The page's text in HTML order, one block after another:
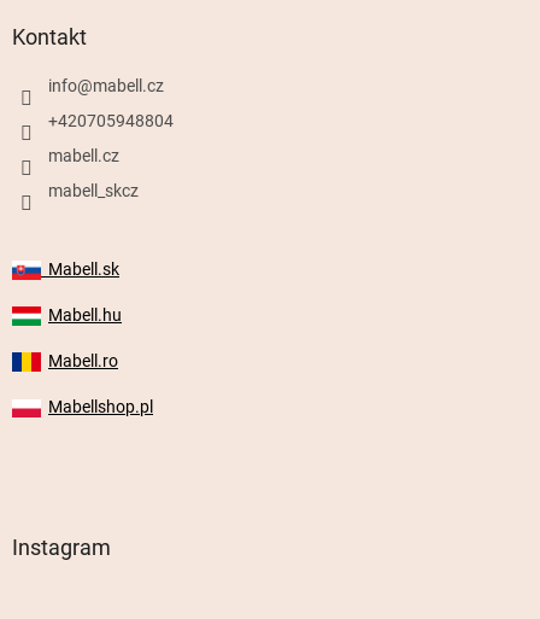
Kontakt
info@mabell.cz
+420705948804
mabell.cz
mabell_skcz
Mabell.sk
Mabell.hu
Mabell.ro
Mabellshop.pl
Instagram